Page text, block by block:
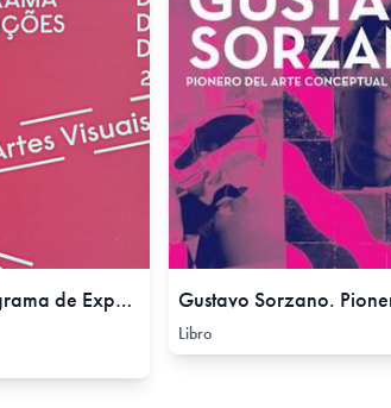
29ª Edição do Programa de Exposições do CCSP , 2019
Libro